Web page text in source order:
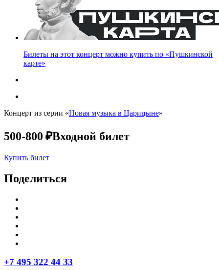
Билеты на этот концерт можно купить по «Пушкинской
карте»
Концерт из серии «Новая музыка в Царицыне»
500-800 ₽Входной билет
Купить билет
Поделиться
+7 495 322 44 33